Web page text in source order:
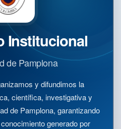
Institucional
de Pamplona
y difundimos la
científica, investigativa y
de Pamplona, garantizando
generado por